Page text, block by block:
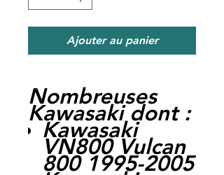
Ajouter au panier
Nombreuses
Kawasaki dont :
Kawasaki
VN800 Vulcan
800 1995-2005